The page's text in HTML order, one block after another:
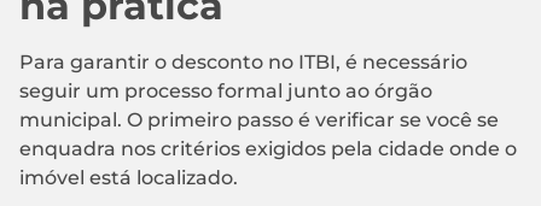
Para garantir o desconto no ITBI, é necessário
seguir um processo formal junto ao órgão
municipal. O primeiro passo é verificar se você se
enquadra nos critérios exigidos pela cidade onde o
imóvel está localizado.